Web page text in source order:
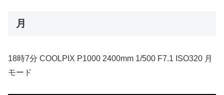
月
18時7分 COOLPIX P1000 2400mm 1/500 F7.1 ISO320 月
モード